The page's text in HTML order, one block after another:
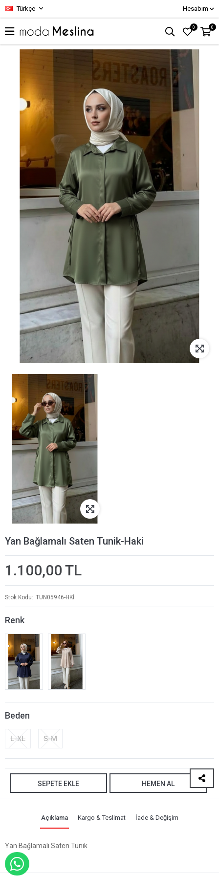
Türkçe Hesabım
0 0
Yan Bağlamalı Saten Tunik-Haki
1.100,00 TL
Stok Kodu TUN05946-HKİ
Renk
Beden
L-XL S-M
SEPETE EKLE HEMEN AL
Açıklama Kargo & Teslimat İade & Değişim
Yan Bağlamalı Saten Tunik